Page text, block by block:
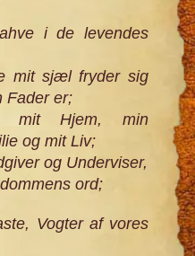
i de levendes
mit sjæl fryder sig
Fader er;
mit Hjem, min
og mit Liv;
og Underviser,
ord;
Vogter af vores